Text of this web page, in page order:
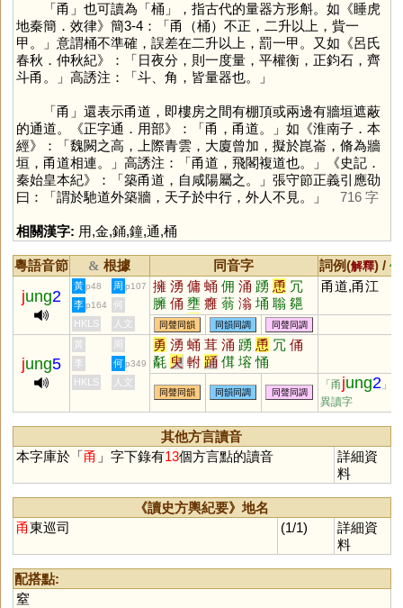
「甬 」也可讀為「桶 」，指古代的量器方形斛。如《睡虎
地秦簡．效律》簡3-4：「甬（桶）不正，二升以上，貲一
甲。」意謂桶不準確，誤差在二升以上，罰一甲。又如《呂氏
春秋．仲秋紀》：「日夜分，則一度量，平權衡，正鈞石，齊
斗甬。」高誘注：「斗、⻆，皆量器也。」
「甬 」還表示甬道，即樓房之間有棚頂或兩邊有牆垣遮蔽
的通道。《正字通．用部》：「甬，甬道。」如《淮南子．本
經》：「魏闕之高，上際青雲，大廈曾加，擬於崑崙，脩為牆
垣，甬道相連。」高誘注：「甬道，飛閣複道也。」《史記．
秦始皇本紀》：「築甬道，自咸陽屬之。」張守節正義引應劭
曰：「謂於馳道外築牆，天子於中行，外人不見。」
716 字
相關漢字: 用,金,銿,鐘,通,桶
粵語音節 & 根據 同音字 詞例(解釋) /
jung2
黃 p48 周 p107 擁 湧 傭 蛹 佣 涌 踴 恿 冗
臃 俑 壅 癰 蓊 滃 埇 聬 郺
瞈 暡 踊 塕
甬道,甬江
李 p164
何
HKLS
人文 同聲同韻 同韻同調 同聲同調
jung5
黃 周 勇 湧 蛹 茸 涌 踴 恿 冗 俑
氄 臾 軵 踊 傇 塎 悀
李 何 p349
HKLS 人文
同聲同韻 同韻同調 同聲同調
「甬 jung2 」的
異讀字
其他方言讀音
本字庫於「甬 」字下錄有13個方言點的讀音
詳細資
料
《讀史方輿紀要》地名
甬東巡司 (1/1)
詳細資
料
配搭點:
窒